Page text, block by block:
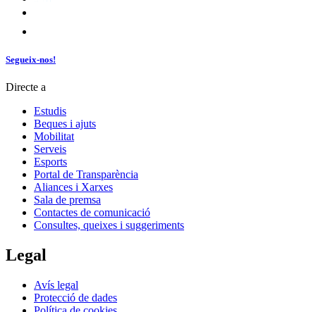
Segueix-nos!
Directe a
Estudis
Beques i ajuts
Mobilitat
Serveis
Esports
Portal de Transparència
Aliances i Xarxes
Sala de premsa
Contactes de comunicació
Consultes, queixes i suggeriments
Legal
Avís legal
Protecció de dades